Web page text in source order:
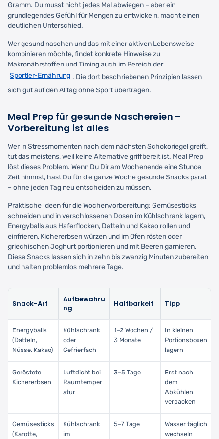
Gramm. Du musst nicht jedes Mal abwiegen – aber ein
grundlegendes Gefühl für Mengen zu entwickeln, macht einen
deutlichen Unterschied.
Wer gesund naschen und das mit einer aktiven Lebensweise
kombinieren möchte, findet konkrete Hinweise zu
Makronährstoffen und Timing auch im Bereich der
Sportler-Ernährung . Die dort beschriebenen Prinzipien lassen
sich gut auf den Alltag ohne Sport übertragen.
Meal Prep für gesunde Naschereien –
Vorbereitung ist alles
Wer in Stressmomenten nach dem nächsten Schokoriegel greift,
tut das meistens, weil keine Alternative griffbereit ist. Meal Prep
löst dieses Problem. Wenn Du Dir am Wochenende eine Stunde
Zeit nimmst, hast Du für die ganze Woche gesunde Snacks parat
– ohne jeden Tag neu entscheiden zu müssen.
Praktische Ideen für die Wochenvorbereitung: Gemüsesticks
schneiden und in verschlossenen Dosen im Kühlschrank lagern,
Energyballs aus Haferflocken, Datteln und Kakao rollen und
einfrieren, Kichererbsen würzen und im Ofen rösten oder
griechischen Joghurt portionieren und mit Beeren garnieren.
Diese Snacks lassen sich in zehn bis zwanzig Minuten zubereiten
und halten problemlos mehrere Tage.
Snack-Art
Aufbewahru
ng
Haltbarkeit Tipp
Energyballs
(Datteln,
Nüsse, Kakao)
Kühlschrank
oder
Gefrierfach
1–2 Wochen /
3 Monate
In kleinen
Portionsboxen
lagern
Geröstete
Kichererbsen
Luftdicht bei
Raumtemper
atur
3–5 Tage
Erst nach
dem
Abkühlen
verpacken
Gemüsesticks
(Karotte,
Kühlschrank
im
5–7 Tage
Wasser täglich
wechseln